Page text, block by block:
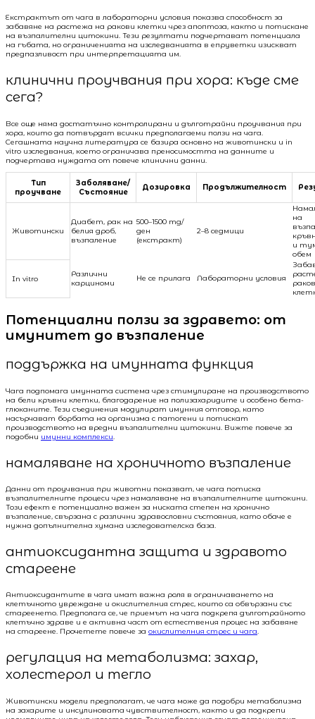
Екстрактът от чага в лабораторни условия показва способност за
забавяне на растежа на ракови клетки чрез апоптоза, както и потискане
на възпалителни цитокини. Тези резултати подчертават потенциала
на гъбата, но ограниченията на изследванията в епруветки изискват
предпазливост при интерпретацията им.
клинични проучвания при хора: къде сме
сега?
Все още няма достатъчно контролирани и дълготрайни проучвания при
хора, които да потвърдят всички предполагаеми ползи на чага.
Сегашната научна литература се базира основно на животински и in
vitro изследвания, което ограничава преносимостта на данните и
подчертава нуждата от повече клинични данни.
Тип
проучване
Заболяване/
Състояние
Дозировка Продължителност
Животински
Диабет, рак на
белия дроб,
възпаление
500–1500 mg/
ден
(екстракт)
2–8 седмици
на
и
обем
In vitro
Различни
карциноми
Не се прилага Лабораторни условия
Потенциални ползи за здравето: от
имунитет до възпаление
поддържка на имунната функция
Чага подпомага имунната система чрез стимулиране на производството
на бели кръвни клетки, благодарение на полизахаридите и особено бета-
глюканите. Тези съединения модулират имунния отговор, като
насърчават борбата на организма с патогени и потискат
производството на вредни възпалителни цитокини. Вижте повече за
подобни имунни комплекси.
намаляване на хроничното възпаление
Данни от проучвания при животни показват, че чага потиска
възпалителните процеси чрез намаляване на възпалителните цитокини.
Този ефект е потенциално важен за ниската степен на хронично
възпаление, свързана с различни здравословни състояния, като обаче е
нужна допълнителна хумана изследователска база.
антиоксидантна защита и здравото
стареене
Антиоксидантите в чага имат важна роля в ограничаването на
клетъчното увреждане и окислителния стрес, които са обвързани със
стареенето. Предполага се, че приемът на чага подкрепя дълготрайното
клетъчно здраве и е активна част от естествения процес на забавяне
на стареене. Прочетете повече за окислителния стрес и чага.
регулация на метаболизма: захар,
холестерол и тегло
Животински модели предполагат, че чага може да подобри метаболизма
на захарите и инсулиновата чувствителност, както и да подкрепи